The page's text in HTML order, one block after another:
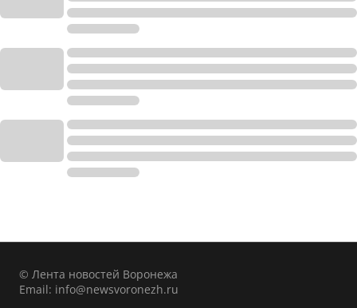
© Лента новостей Воронежа
Email: info@newsvoronezh.ru